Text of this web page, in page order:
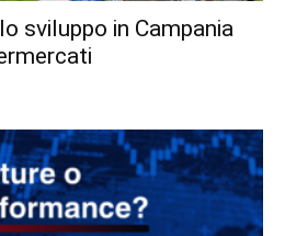
sviluppo in Campania